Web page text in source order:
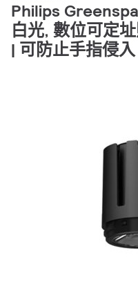
Philips
白光, 數位可定
| 可防止手指侵入